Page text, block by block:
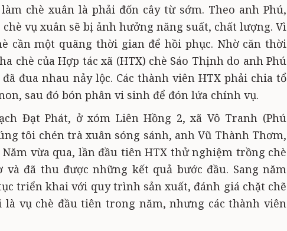
chè xuân là phải đốn cây từ sớm. Theo anh Phú,
vụ xuân sẽ bị ảnh hưởng năng suất, chất lượng. Vì
cần một quãng thời gian để hồi phục. Nhờ căn thời
chè của Hợp tác xã (HTX) chè Sáo Thịnh do anh Phú
đua nhau nảy lộc. Các thành viên HTX phải chia tổ
sau đó bón phân vi sinh để đón lứa chính vụ.
Đạt Phát, ở xóm Liên Hồng 2, xã Vô Tranh (Phú
tôi chén trà xuân sóng sánh, anh Vũ Thành Thơm,
Năm vừa qua, lần đầu tiên HTX thử nghiệm trồng chè
và đã thu được những kết quả bước đầu. Sang năm
triển khai với quy trình sản xuất, đánh giá chặt chẽ
là vụ chè đầu tiên trong năm, nhưng các thành viên